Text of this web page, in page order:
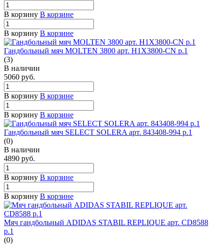
В корзину В корзине
В корзину В корзине
Гандбольный мяч MOLTEN 3800 арт. H1X3800-CN р.1
(3)
В наличии
5060 руб.
В корзину В корзине
В корзину В корзине
Гандбольный мяч SELECT SOLERA арт. 843408-994 р.1
(0)
В наличии
4890 руб.
В корзину В корзине
В корзину В корзине
Мяч гандбольный ADIDAS STABIL REPLIQUE арт. CD8588
р.1
(0)